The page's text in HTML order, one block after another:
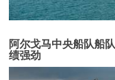
阿尔戈马中央船队船
绩强劲